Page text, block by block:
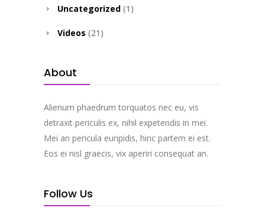
Uncategorized (1)
Videos (21)
About
Alienum phaedrum torquatos nec eu, vis
detraxit periculis ex, nihil expetendis in mei.
Mei an pericula euripidis, hinc partem ei est.
Eos ei nisl graecis, vix aperiri consequat an.
Follow Us